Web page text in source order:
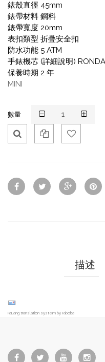
錶殼直徑 45mm
錶帶材料 鋼料
錶帶寬度 20mm
表扣類型 折疊安全扣
防水功能 5 ATM
手錶機芯 (詳細說明)
保養時期 2 年
MINI
數量
Vie
w
To
Wis
To
Co
描述
FaLang translation system by Faboba